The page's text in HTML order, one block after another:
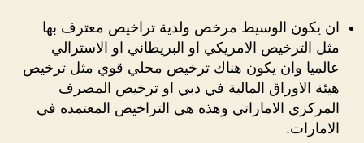
ان يكون الوسيط مرخص ولدية تراخيص معترف بها
مثل الترخيص الامريكي او البريطاني او الاسترالي
عالميا وان يكون هناك ترخيص محلي قوي مثل ترخيص
هيئة الاوراق المالية في دبي او ترخيص المصرف
المركزي الاماراتي وهذه هي التراخيص المعتمده في
الامارات.